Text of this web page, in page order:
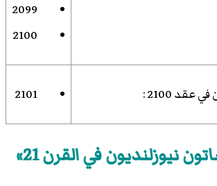
2099
2100
عقد 2100 :
2101
نيوزلنديون في القرن 21»